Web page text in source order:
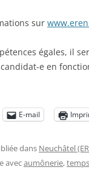
sur
égales, il
e en fonction
E-mail
dans Neuchâtel
avecaumônerie,